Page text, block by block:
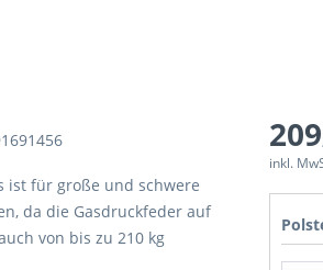
ist für große und schwere
da die Gasdruckfeder auf
von bis zu 210 kg
209
inkl.